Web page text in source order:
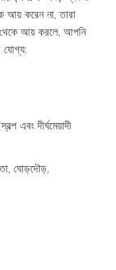
আয় করেন না, তারা
আয় করলে, আপনি
যোগ্য:
এবং দীর্ঘমেয়াদী
ঘোড়দৌড়,